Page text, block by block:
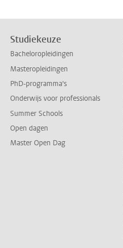
Studiekeuze
Bacheloropleidingen
Masteropleidingen
PhD-programma's
Onderwijs voor professionals
Summer Schools
Open dagen
Master Open Dag